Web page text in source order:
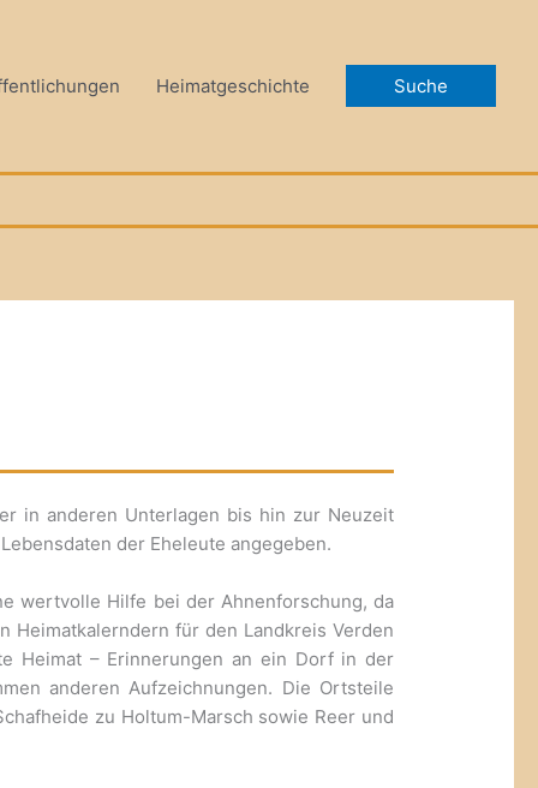
Heimatgeschichte Suche
in anderen Unterlagen bis hin zur Neuzeit
der Eheleute angegeben.
wertvolle Hilfe bei der Ahnenforschung, da
für den Landkreis Verden
Heimat – Erinnerungen an ein Dorf in der
anderen Aufzeichnungen. Die Ortsteile
zu Holtum-Marsch sowie Reer und